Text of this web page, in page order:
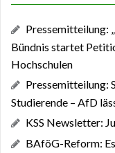
Pressemitteilung:
Bündnis startet
Hochschulen
Pressemitteilung:
Studierende – AfD
KSS Newsletter:
BAföG-Reform: